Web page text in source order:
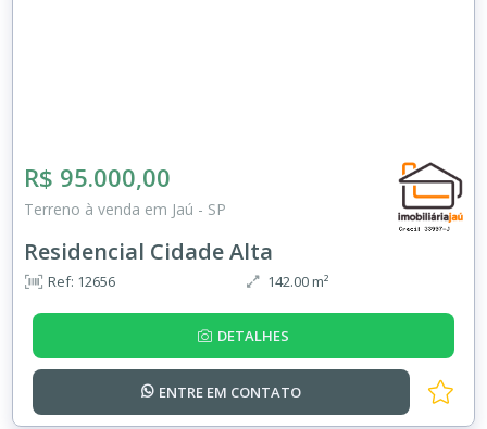
R$ 95.000,00
Terreno à venda em Jaú - SP
Residencial Cidade Alta
Ref: 12656 142.00 m²
DETALHES
ENTRE EM CONTATO